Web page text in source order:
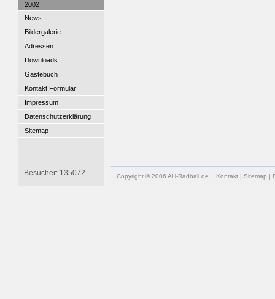
2002
News
Bildergalerie
Adressen
Downloads
Gästebuch
Kontakt Formular
Impressum
Datenschutzerklärung
Sitemap
Besucher: 135072 Copyright © 2006 AH-Radball.de Kontakt | Sitemap |